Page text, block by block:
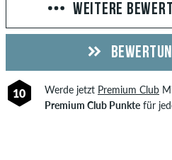
WEITERE
10 Werde jetzt Premium Club
Premium Club Punktefür